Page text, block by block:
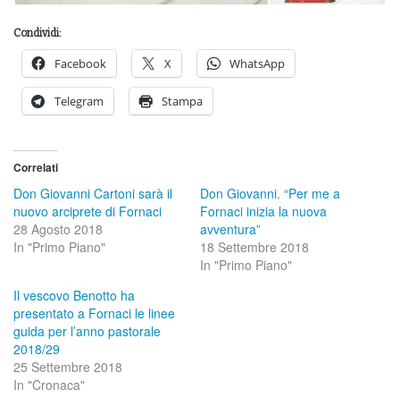
Condividi:
Facebook X WhatsApp
Telegram Stampa
Correlati
Don Giovanni Cartoni sarà il
nuovo arciprete di Fornaci
28 Agosto 2018
In "Primo Piano"
Don Giovanni. “Per me a
Fornaci inizia la nuova
avventura”
18 Settembre 2018
In "Primo Piano"
Il vescovo Benotto ha
presentato a Fornaci le linee
guida per l’anno pastorale
2018/29
25 Settembre 2018
In "Cronaca"